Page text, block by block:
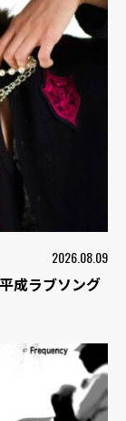
2026.08.09
成ラブソング